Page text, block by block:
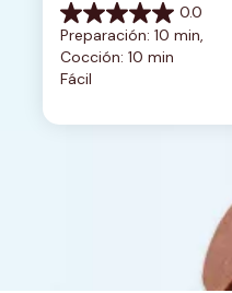
0.0
0.0
de
5
estrellas.
Preparación: 10 min,
Cocción: 10 min
Fácil